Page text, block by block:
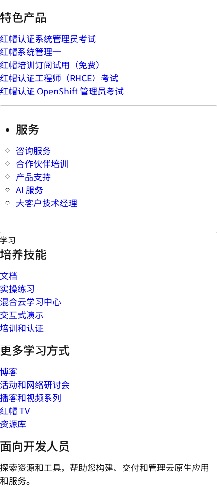
特色产品
红帽认证系统管理员考试
红帽系统管理一
红帽培训订阅试用（免费）
红帽认证工程师（RHCE）考试
红帽认证 OpenShift 管理员考试
服务
咨询服务
合作伙伴培训
产品支持
AI 服务
大客户技术经理
学习
培养技能
文档
实操练习
混合云学习中心
交互式演示
培训和认证
更多学习方式
博客
活动和网络研讨会
播客和视频系列
红帽 TV
资源库
面向开发人员
探索资源和工具，帮助您构建、交付和管理云原生应用
和服务。